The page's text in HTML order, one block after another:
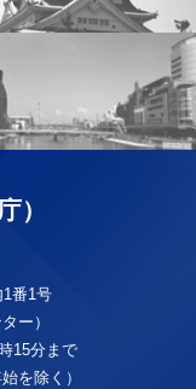
）
番1号
ー）
15分まで
を除く）